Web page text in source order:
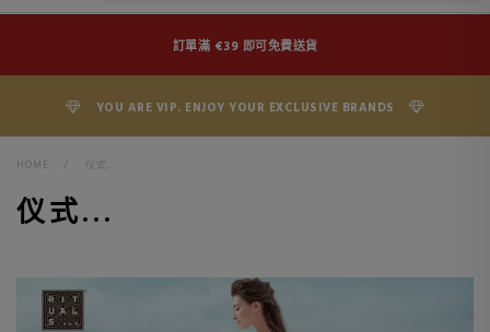
訂單滿 €39 即可免費送貨
YOU ARE VIP. ENJOY YOUR EXCLUSIVE BRANDS
HOME > 仪式...
仪式...